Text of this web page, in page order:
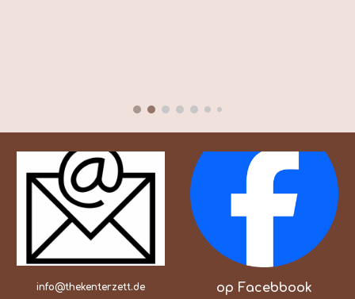
info@thekenterzett.de op Facebbook